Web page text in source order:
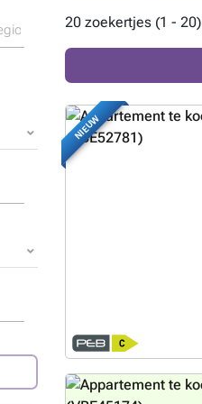
20 zoekertjes (1 - 20)
NIEUW